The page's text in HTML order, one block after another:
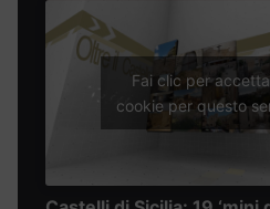
Fai clic per
cookie per questo